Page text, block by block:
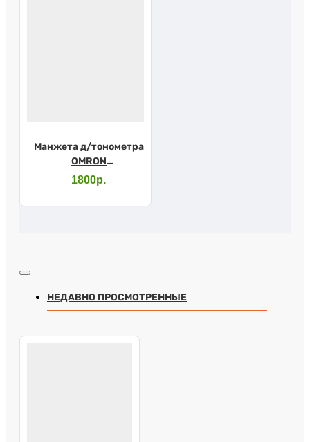
Манжета д/тонометра
OMRON
универсальная CW
1800р.
НЕДАВНО ПРОСМОТРЕННЫЕ